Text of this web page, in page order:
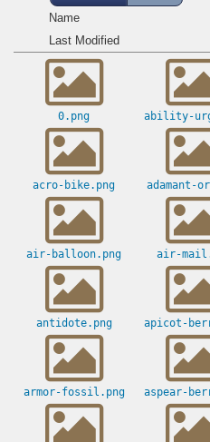
Name
Last Modified
0.png ability-
acro-bike.png adamant-
air-balloon.png air-
antidote.png apicot-
armor-fossil.png aspear-